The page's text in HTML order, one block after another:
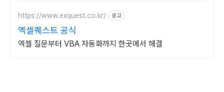
https://www.exquest.co.kr/ 광고
엑셀퀘스트 공식
엑셀 질문부터 VBA 자동화까지 한곳에서 해결